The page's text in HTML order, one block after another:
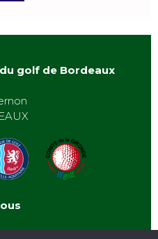
golf de Bordeaux